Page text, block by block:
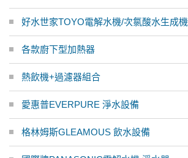
好水世家TOYO電解水機/次氯酸水生成機
各款廚下型加熱器
熱飲機+過濾器組合
愛惠普EVERPURE 淨水設備
格林姆斯GLEAMOUS 飲水設備